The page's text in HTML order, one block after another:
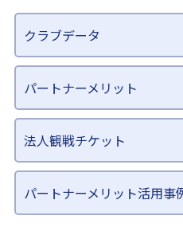
クラブデータ
パートナーメリット
法人観戦チケット
パートナーメリット活用事